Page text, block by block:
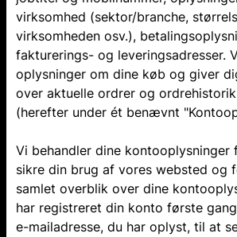
virksomhed (sektor/branche,
virksomheden osv.),
fakturerings- og leveringsadresser.
oplysninger om dine køb og giver
over aktuelle ordrer og
(herefter under ét benævnt
Vi behandler dine
sikre din brug af vores websted og
samlet overblik over dine
har registreret din konto første
e-mailadresse, du har oplyst, til at